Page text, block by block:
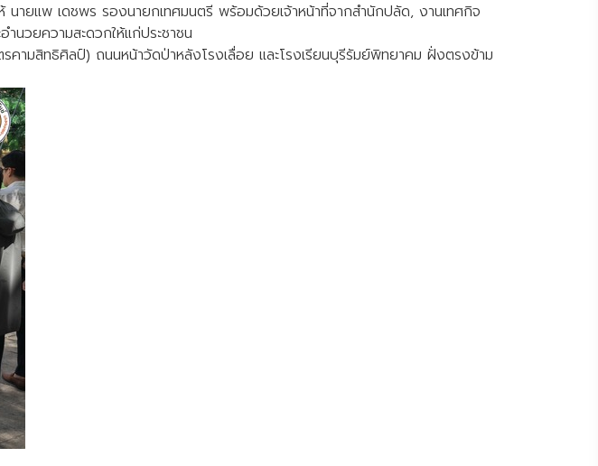
ยแพ เดชพร รองนายกเทศมนตรี พร้อมด้วยเจ้าหน้าที่จากสำนักปลัด, งานเทศกิจ
นวยความสะดวกให้แก่ประชาชน
คามสิทธิศิลป์) ถนนหน้าวัดป่าหลังโรงเลื่อย และโรงเรียนบุรีรัมย์พิทยาคม ฝั่งตรงข้าม